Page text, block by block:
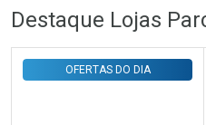
Laboratório
Por Menos
Destaque Lojas
OFERTAS DO DIA